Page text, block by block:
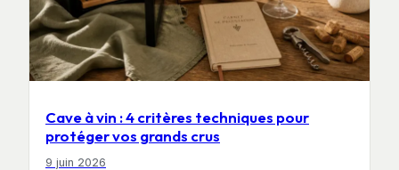
Cave à vin : 4 critères techniques pour
protéger vos grands crus
9 juin 2026